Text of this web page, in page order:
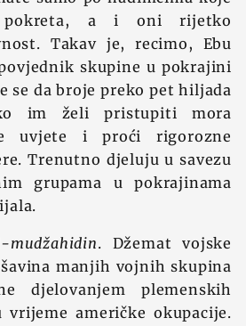
pokreta, a i oni rijetko
Takav je, recimo, Ebu
skupine u pokrajini
se da broje preko pet hiljada
im želi pristupiti mora
uvjete i proći rigorozne
Trenutno djeluju u savezu
grupama u pokrajinama
mudžahidin. Džemat vojske
manjih vojnih skupina
djelovanjem plemenskih
vrijeme američke okupacije.